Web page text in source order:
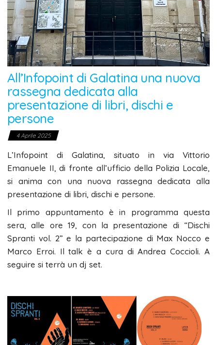
All’Infopoint di Galatina una nuova
rassegna dedicata alla
presentazione di libri, dischi e
persone
4 Aprile 2025
L’Infopoint di Galatina, situato in via Vittorio
Emanuele II, di fronte all’ufficio della Polizia Locale,
si anima con una nuova rassegna dedicata alla
presentazione di libri, dischi e persone.
Il primo appuntamento è in programma questa
sera, alle ore 19, con la presentazione di “Dischi
Spranti vol. 2” e la partecipazione di Max Nocco e
Marco Erroi. Il talk è a cura di Andrea Coccioli. A
seguire si terrà un dj set.